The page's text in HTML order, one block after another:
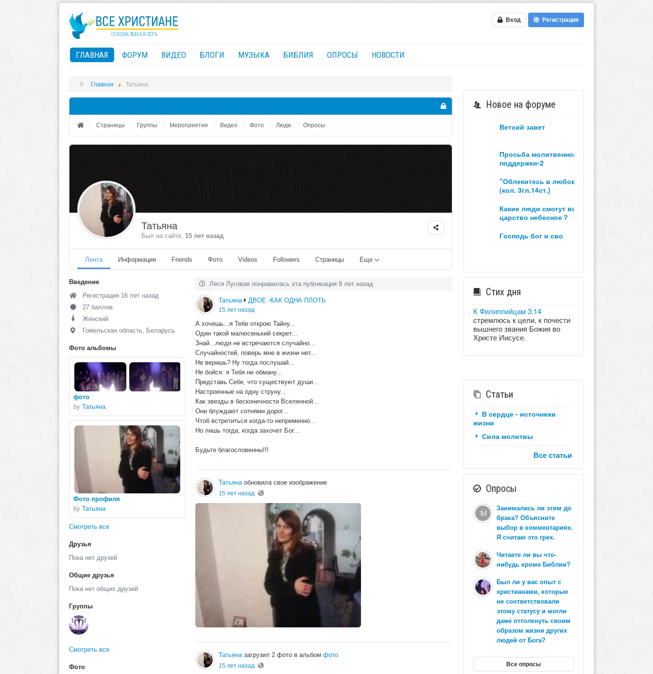
Вход Регистрация
ГЛАВНАЯ ФОРУМ ВИДЕО БЛОГИ МУЗЫКА БИБЛИЯ ОПРОСЫ НОВОСТИ
Главная Татьяна
Страницы Группы Мероприятия Видео Фото Люди Опросы
Татьяна
Был на сайте, 15 лет назад
Лента Информация Friends Фото Videos Followers Страницы Еще
Введение
Регистрация 16 лет назад
27 баллов
Женский
Гомельская область, Беларусь
Фото альбомы
фото
by Татьяна
Фото профиля
by Татьяна
Смотреть все
Друзья
Пока нет друзей
Общие друзья
Пока нет общих друзей
Группы
Смотреть все
Фото
Леся Луговая понравилась эта публикация 8 лет назад
Татьяна ДВОЕ -КАК ОДНА ПЛОТЬ
15 лет назад
А хочешь...я Тебе открою Тайну...
Один такой малюсенький секрет...
Знай...люди не встречаются случайно...
Случайностей, поверь мне в жизни нет...
Не веришь? Ну тогда послушай...
Не бойся: я Тебя не обману...
Представь Себе, что существуют души...
Настроенные на одну струну...
Как звезды в бесконечности Вселенной...
Они блуждают сотнями дорог...
Чтоб встретиться когда-то непременно...
Но лишь тогда, когда захочет Бог...
Будьте благословенны!!!
Татьяна обновила свое изображение
15 лет назад
Татьяна загрузил 2 фото в альбом фото
15 лет назад
Новое на форуме
ветхий завет
просьба молитвенной
поддержки-2
"облекитесь в любовь"
(кол. 3гл.14ст.)
какие люди смогут войти в
царство небесное？
господь бог и сво
Стих дня
К Филиппийцам 3:14
стремлюсь к цели, к почести
вышнего звания Божия во
Христе Иисусе.
Статьи
В сердце - источники
жизни
Сила молитвы
Все статьи
Опросы
Занимались ли этим до
брака? Объясните
выбор в комментариях.
Я считаю это грех.
Читаете ли вы что-
нибудь кроме Библии?
Был ли у вас опыт с
христианами, которые
не соответствовали
этому статусу и могли
даже оттолкнуть своим
образом жизни других
людей от Бога?
Все опросы